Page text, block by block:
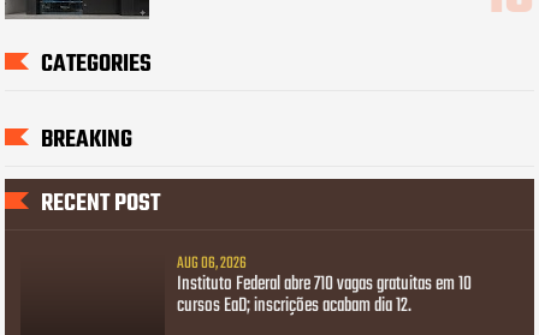
CATEGORIES
BREAKING
RECENT POST
AUG 06, 2026
Instituto Federal abre 710 vagas gratuitas em 10
cursos EaD; inscrições acabam dia 12.